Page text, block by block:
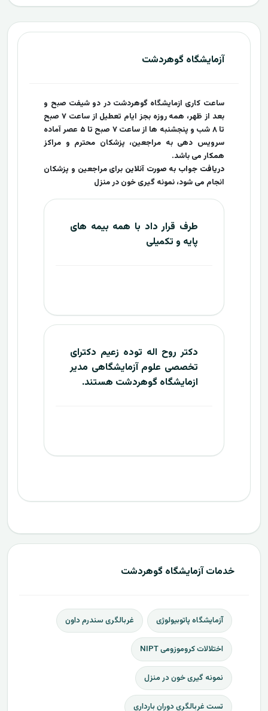
آزمایشگاه گوهردشت
ساعت کاری ازمایشگاه گوهردشت در دو شیفت صبح و
بعد از ظهر، همه روزه بجز ایام تعطیل از ساعت ۷ صبح
تا ۸ شب و پنجشنبه ها از ساعت ۷ صبح تا ۵ عصر آماده
سرویس دهی به مراجعین، پزشکان محترم و مراکز
همکار می باشد.
دریافت جواب به صورت آنلاین برای مراجعین و پزشکان
انجام می شود، نمونه گیری خون در منزل
طرف قرار داد با همه بیمه های
پایه و تکمیلی
دکتر روح اله توده زعیم دکترای
تخصصی علوم آزمایشگاهی مدیر
ازمایشگاه گوهردشت هستند.
خدمات آزمایشگاه گوهردشت
آزمایشگاه پاتوبیولوژی غربالگری سندرم داون
اختلالات کروموزومی NIPT
نمونه گیری خون در منزل
تست‌ غربالگری دوران بارداری